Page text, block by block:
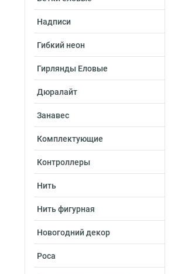
Надписи
Гибкий неон
Гирлянды Еловые
Дюралайт
Занавес
Комплектующие
Контроллеры
Нить
Нить фигурная
Новогодний декор
Роса